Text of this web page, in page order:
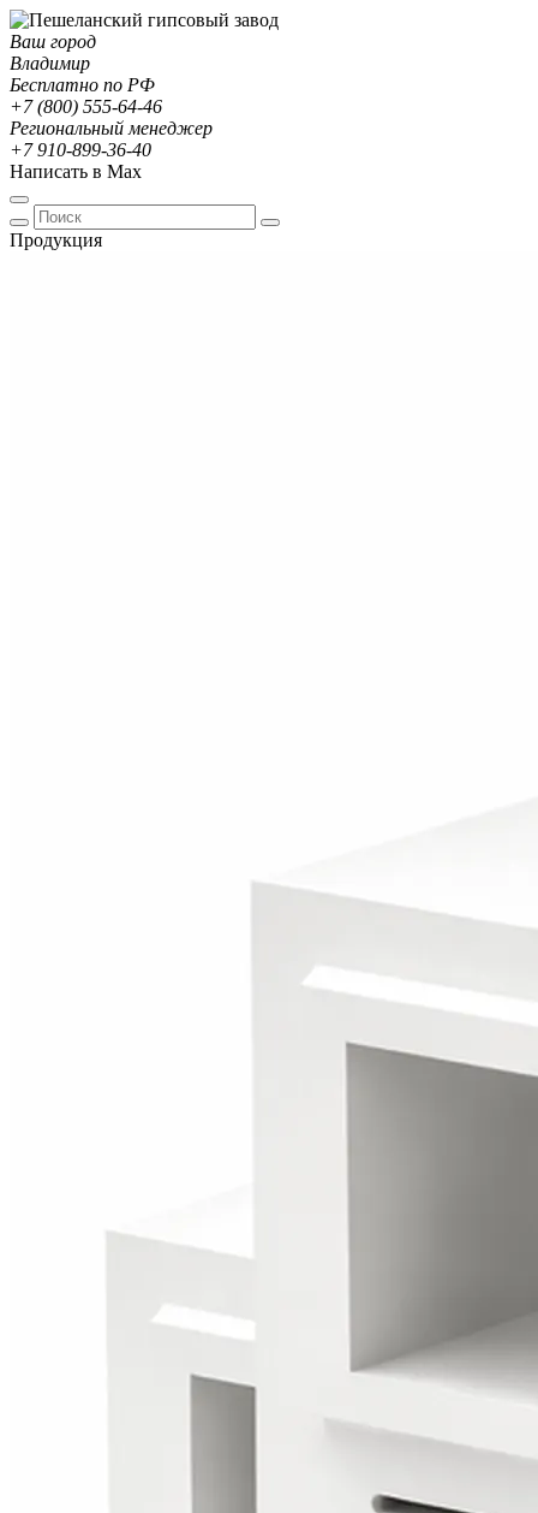
Ваш город
Владимир
Бесплатно по РФ
+7 (800) 555-64-46
Региональный менеджер
+7 910-899-36-40
Написать в Max
Продукция